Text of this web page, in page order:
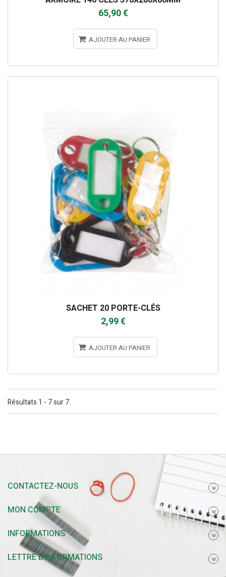
65,90 €
AJOUTER AU PANIER
SACHET 20 PORTE-CLÉS
2,99 €
AJOUTER AU PANIER
Résultats 1 - 7 sur 7.
CONTACTEZ-NOUS
MON COMPTE
INFORMATIONS
LETTRE D'INFORMATIONS